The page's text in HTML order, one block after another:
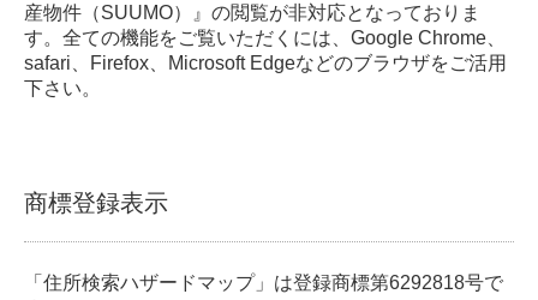
産物件（SUUMO）』の閲覧が非対応となっておりま
す。全ての機能をご覧いただくには、Google Chrome、
safari、Firefox、Microsoft Edgeなどのブラウザをご活用
下さい。
商標登録表示
「住所検索ハザードマップ」は登録商標第6292818号で